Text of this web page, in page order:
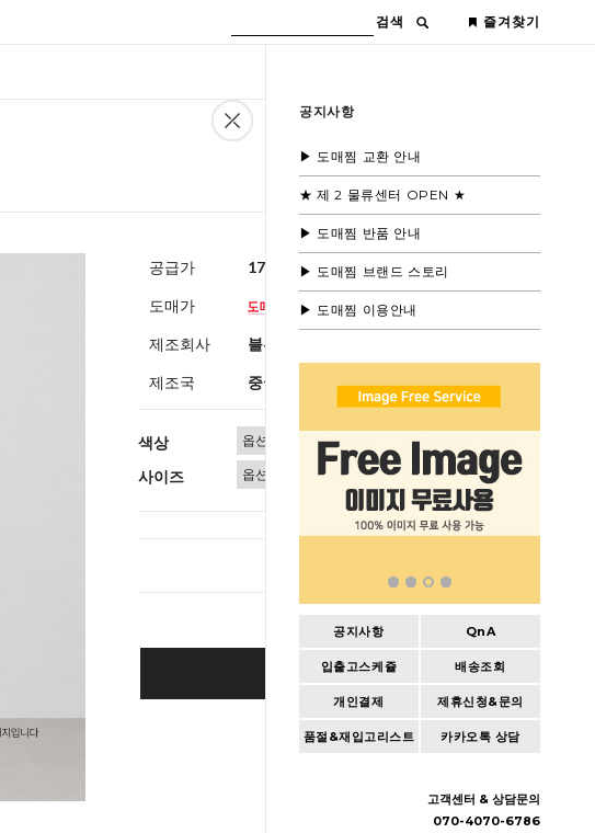
검색 즐겨찾기
공지사항
▶ 도매찜 교환 안내
★ 제 2 물류센터 OPEN ★
▶ 도매찜 반품 안내
▶ 도매찜 브랜드 스토리
▶ 도매찜 이용안내
공지사항 QnA
입출고스케쥴 배송조회
개인결제 제휴신청&문의
품절&재입고리스트 카카오톡 상담
고객센터 & 상담문의
070-4070-6786
공급가 17,000원(부가세별도)
도매가
제조회사 블루모드제휴사
제조국 중국
색상
사이즈
BUY IT NOW
Cart Wishlist